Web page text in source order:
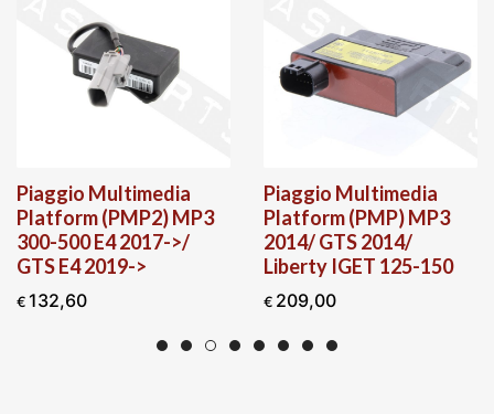
Piaggio Multimedia
Platform (PMP2) MP3
300-500 E4 2017->/
GTS E4 2019->
€ 132,60
Piaggio Multimedia
Platform (PMP) MP3
2014/ GTS 2014/
Liberty IGET 125-150
€ 209,00